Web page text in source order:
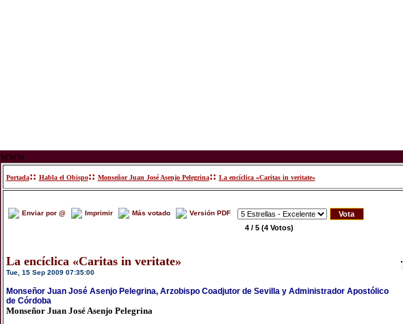
www
Portada:: Habla el Obispo:: Monseñor Juan José Asenjo Pelegrina:: La encíclica «Caritas in veritate»
Enviar por @ Imprimir Más votado Versión PDF
4 / 5 (4 Votos)
La encíclica «Caritas in veritate»
Tue, 15 Sep 2009 07:35:00
Monseñor Juan José Asenjo Pelegrina, Arzobispo Coadjutor de Sevilla y Administrador Apostólico
de Córdoba
Monseñor Juan José Asenjo Pelegrina